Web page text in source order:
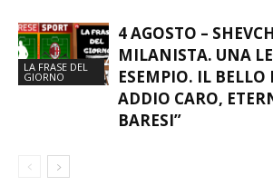
LA FRASE DEL
GIORNO
4 AGOSTO –
MILANISTA. UNA
ESEMPIO. IL BELLO
ADDIO CARO,
BARESI”